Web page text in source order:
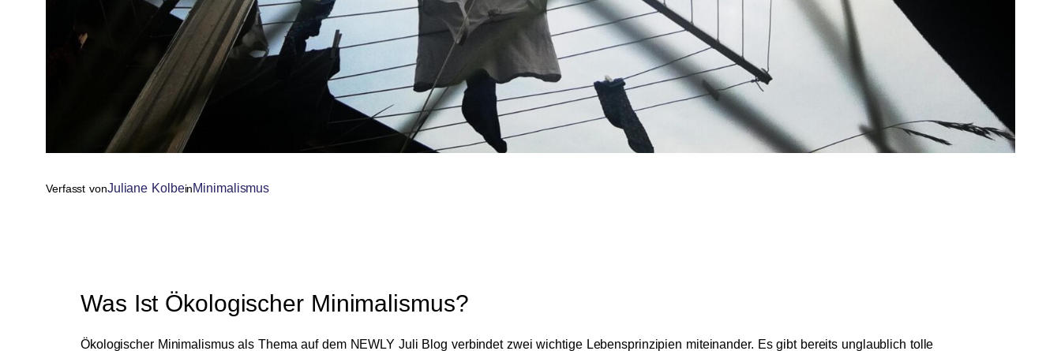
Verfasst vonJuliane KolbeinMinimalismus
Was Ist Ökologischer Minimalismus?
Ökologischer Minimalismus als Thema auf dem NEWLY Juli Blog verbindet zwei wichtige Lebensprinzipien miteinander. Es gibt bereits unglaublich tolle